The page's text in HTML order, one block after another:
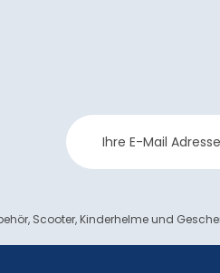
Newsletter
Anmeldung
Scooter, Kinderhelme und